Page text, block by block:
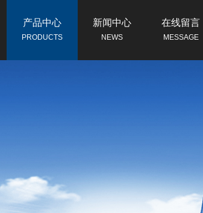
产品中心
PRODUCTS
新闻中心
NEWS
在线留言
MESSAGE